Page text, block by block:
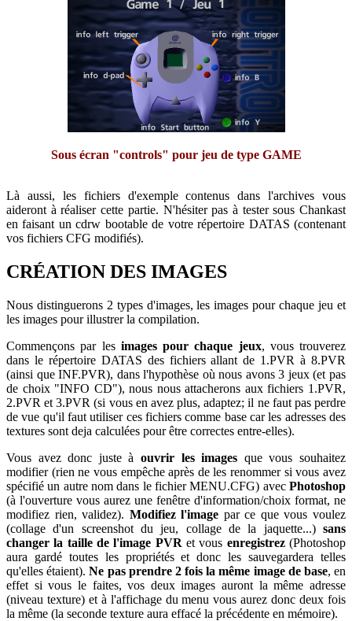
Sous écran "controls" pour jeu de type GAME
Là aussi, les fichiers d'exemple contenus dans l'archives vous
aideront à réaliser cette partie. N'hésiter pas à tester sous Chankast
en faisant un cdrw bootable de votre répertoire DATAS (contenant
vos fichiers CFG modifiés).
CRÉATION DES IMAGES
Nous distinguerons 2 types d'images, les images pour chaque jeu et
les images pour illustrer la compilation.
Commençons par les images pour chaque jeux, vous trouverez
dans le répertoire DATAS des fichiers allant de 1.PVR à 8.PVR
(ainsi que INF.PVR), dans l'hypothèse où nous avons 3 jeux (et pas
de choix "INFO CD"), nous nous attacherons aux fichiers 1.PVR,
2.PVR et 3.PVR (si vous en avez plus, adaptez; il ne faut pas perdre
de vue qu'il faut utiliser ces fichiers comme base car les adresses des
textures sont deja calculées pour être correctes entre-elles).
Vous avez donc juste à ouvrir les images que vous souhaitez
modifier (rien ne vous empêche après de les renommer si vous avez
spécifié un autre nom dans le fichier MENU.CFG) avec Photoshop
(à l'ouverture vous aurez une fenêtre d'information/choix format, ne
modifiez rien, validez). Modifiez l'image par ce que vous voulez
(collage d'un screenshot du jeu, collage de la jaquette...) sans
changer la taille de l'image PVR et vous enregistrez(Photoshop
aura gardé toutes les propriétés et donc les sauvegardera telles
qu'elles étaient).Ne pas prendre 2 fois la même image de base, en
effet si vous le faites, vos deux images auront la même adresse
(niveau texture) et à l'affichage du menu vous aurez donc deux fois
la même (la seconde texture aura effacé la précédente en mémoire).